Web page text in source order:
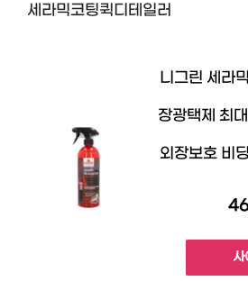
세라믹코팅퀵디테일러
니그린 세라
장광택제 최
외장보호 비
사